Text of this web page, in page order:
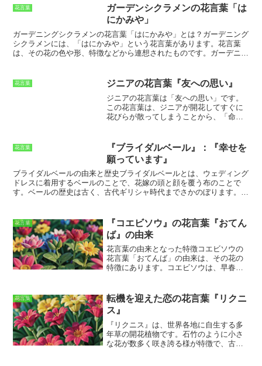
スの植物学者であるアドルフ・ブロンニャールによって名付けられま
した。
ブロンニャールは、シャコバサボテンのたくましく生きる姿に
感銘を受け、この花言葉を与えました。その由来は、原産地の南アメ
リカで雨が少ない土地に咲くサボテン。極度な乾燥を耐え抜き、厳し
い環境でも生きていける強靱さから、この花言葉が生まれたと考えら
れています。シャコバサボテンの花言葉「冒険心」は、新しいことに
ることから、クリスマスのプレゼントとしても人気があります。
花言葉
ガーデンシクラメンの花言葉「は
にかみや」
ガーデニングシクラメンの花言葉「はにかみや」とは？ ガーデニング
シクラメンには、「はにかみや」という花言葉があります。花言葉
は、その花の色や形、特徴などから連想されたものです。ガーデニン
ロッパ原産の多年草です。日本には江戸時代に渡来し、現在では全国
で栽培されています。ガーデニングシクラメンの花は、一重咲きと八
重咲きがあり、色は赤、白、ピンク、紫などがあります。花期は11
月から4月頃までで、寒い時期に花を咲かせるので、冬の花壇を彩る
花言葉 ジニアの花言葉『友への思い』
ジニアの花言葉は 「友への思い」です。
この花言葉は、ジニアが開花してすぐに
花びらが散ってしまうことから、
「命の
た、ジニアの花は、「元気」や
「明る
い」
という花言葉も持っています。これ
は、ジニアの花が、夏から秋にかけて長
く咲き続けることから、「生命力の強
さ」を連想させることからつけられたと
言われています。ジニアの花は、
ジニアの花は、「花壇」や「鉢植え」、
「切り花」 として広く親しまれていま
す。
花言葉
『ブライダルベール』：『幸せを
願っています』
ブライダルベールの由来と歴史 ブライダルベールとは、ウェディング
ドレスに着用するベールのことで、花嫁の頭と顔を覆う布のことで
す。ベールの歴史は古く、古代ギリシャ時代までさかのぼります。古
の頭部を悪霊から守るためのものでもあったと考えられています。中
世ヨーロッパでは、ベールは花嫁の社会的地位や富の象徴とされてお
り、貴族の花嫁は長いベールを着用していました。また、この時代に
は、ベールは花嫁の顔を覆うだけでなく、花嫁の身体全体を覆うこと
もありました。これは、花嫁の身体が男性の目から守られるためと考
えられています。ルネッサンス期には、ベールはより装飾的なものと
用されるようになりました。現代では、ベールは花嫁の純潔や貞操の
象徴ではなく、花嫁の美しさを引き立てるためのアクセサリーとして
着用されています。ベールの長さは、花嫁の好みやウェディングドレ
スのデザインによって異なります。また、ベールの色は、ホワイト、
アイボリー、オフホワイトなど、さまざまなものがあります。
花言葉
『コエビソウ』の花言葉『おてん
ば』の由来
花言葉の由来となった特徴コエビソウの
花言葉「おてんば」の由来は、その花の
特徴にあります。コエビソウは、早春に
し、花が少ない時期に咲くため、その小
ささを補って余りある可憐な花を咲かせ
ます。また、コエビソウは、乾燥した場
所や痩せた土地でも育つ丈夫な植物で
す。その生命力の強さと花の姿が、「お
てんば」という花言葉の由来となってい
花言葉
転機を迎えた恋の花言葉『リクニ
ス』
『リクニス』 は、世界各地に自生する多
年草の開花植物です。石竹のように小さ
な花が数多く咲き誇る様が特徴で、古く